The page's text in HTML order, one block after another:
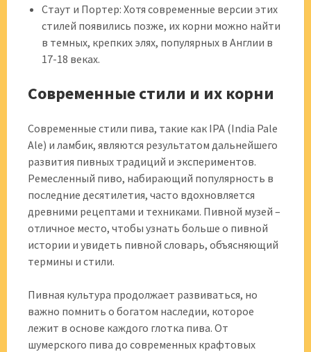
Стаут и Портер: Хотя современные версии этих
стилей появились позже, их корни можно найти
в темных, крепких элях, популярных в Англии в
17-18 веках.
Современные стили и их корни
Современные стили пива, такие как IPA (India Pale
Ale) и ламбик, являются результатом дальнейшего
развития пивных традиций и экспериментов.
Ремесленный пиво, набирающий популярность в
последние десятилетия, часто вдохновляется
древними рецептами и техниками. Пивной музей –
отличное место, чтобы узнать больше о пивной
истории и увидеть пивной словарь, объясняющий
термины и стили.
Пивная культура продолжает развиваться, но
важно помнить о богатом наследии, которое
лежит в основе каждого глотка пива. От
шумерского пива до современных крафтовых